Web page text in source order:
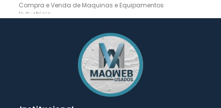
Compra e Venda de Maquinas e Equipamentos
Industriais
Compra e Venda de Máquinas Operatrizes
Dobradeira CNC Usada
Dobradeira de Chapa Hidráulica Usada
Dobradeira de Chapas
Dobradeira Hidráulica
Dobradeira Hidráulica Usada
Dobradeira Industrial